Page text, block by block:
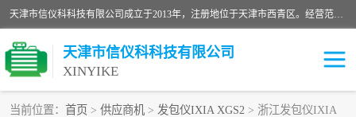
天津市信仪科科技有限公司成立于2013年，注册地位于天津市西青区。经营范围包括计算机软件、电子产品、仪器技术开发、技术转让、技术咨询、技术服务、网络工程、电子监控工程安装等；主要产品有：网络流量测试仪、Ixia XM2、XM12、XGS2、XGS12、400T、1600T、X16网络协议分析仪，Agilent N2X 等等各种型号，欢迎来电咨询。
天津市信仪科科技有限公司
XINYIKE
当前位置： 首页 > 供应商机 > 发包仪IXIA XGS2 > 浙江发包仪IXIA